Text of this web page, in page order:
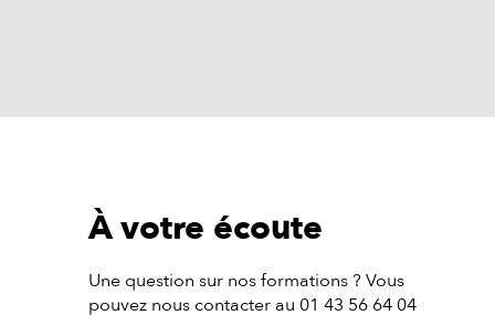
À votre écoute
Une question sur nos formations ? Vous
pouvez nous contacter au 01 43 56 64 04